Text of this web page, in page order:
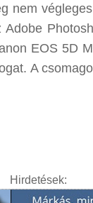
nem
EOS 5D
A
Hirdetések: